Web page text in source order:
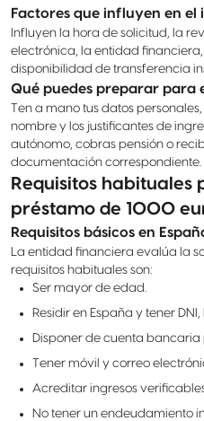
Factores que influyen en el
Influyen la hora de solicitud, la
electrónica, la entidad
disponibilidad de transferencia
Qué puedes preparar para
Ten a mano tus datos
nombre y los justificantes de
autónomo, cobras pensión o
documentación correspondiente.
Requisitos habituales
préstamo de 1000
Requisitos básicos en
La entidad financiera evalúa la
requisitos habituales son:
Ser mayor de edad.
Residir en España y tener
Disponer de cuenta bancaria
Tener móvil y correo
Acreditar ingresos
No tener un endeudamiento